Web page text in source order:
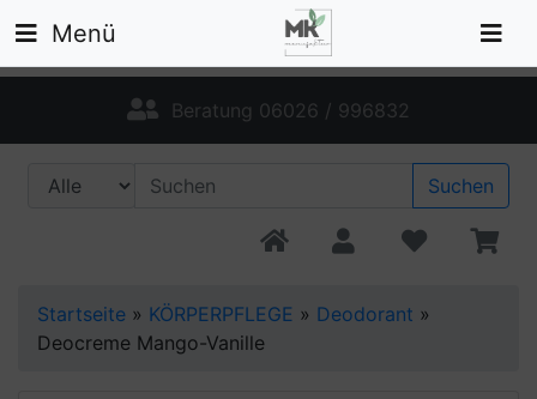
Beratung 06026 / 996832
Suchen
Menü
Startseite » KÖRPERPFLEGE » Deodorant »
Deocreme Mango-Vanille